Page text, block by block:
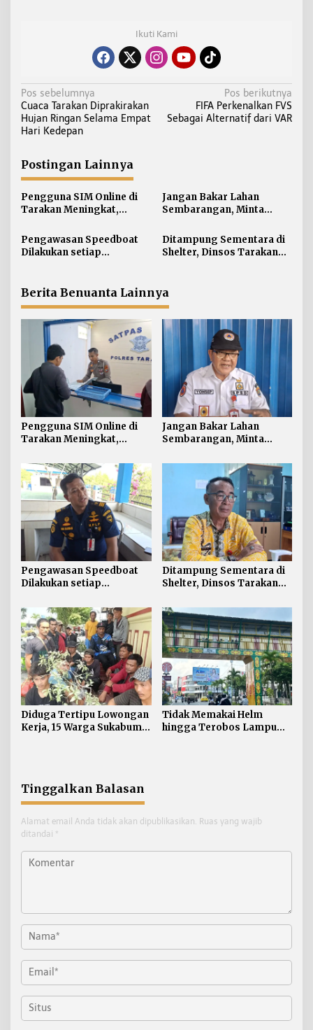
Ikuti Kami
N
a
v
g
a
s
i
o
Pos sebelumnya
Cuaca Tarakan Diprakirakan
Hujan Ringan Selama Empat
Hari Kedepan
Pos berikutnya
FIFA Perkenalkan FVS
Sebagai Alternatif dari VAR
Postingan Lainnya
Pengguna SIM Online di
Tarakan Meningkat,
Paling Banyak
Jangan Bakar Lahan
Sembarangan, Minta
Pengawasan Speedboat
Dilakukan setiap
Ditampung Sementara di
Shelter, Dinsos Tarakan
Berita Benuanta Lainnya
Pengguna SIM Online di
Tarakan Meningkat,
Paling Banyak
Jangan Bakar Lahan
Sembarangan, Minta
Pengawasan Speedboat
Dilakukan setiap
Acuan Laik Laut
Ditampung Sementara di
Shelter, Dinsos Tarakan
Pekerja Asal Jawa Barat
Diduga Tertipu Lowongan
Kerja, 15 Warga Sukabumi
Tidak Memakai Helm
hingga Terobos Lampu
Tinggalkan Balasan
Alamat email Anda tidak akan dipublikasikan. Ruas yang wajib
ditandai *